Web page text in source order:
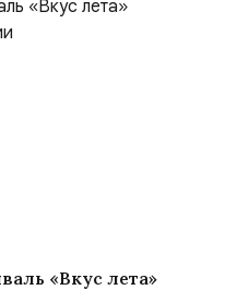
«Вкус лета»